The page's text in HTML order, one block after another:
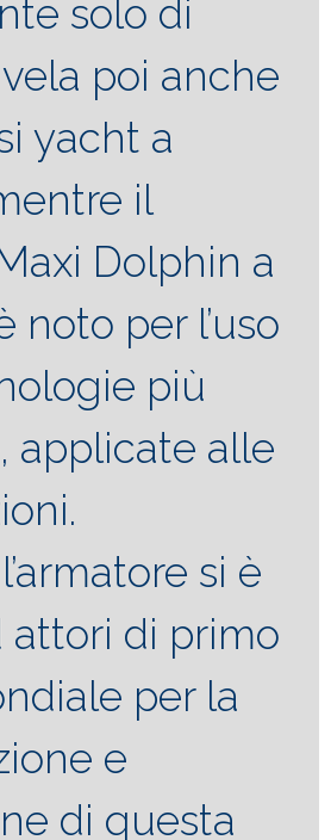
solo di
poi anche
yacht a
il
Dolphin a
noto per l’uso
più
applicate alle
si è
attori di primo
per la
e
di questa